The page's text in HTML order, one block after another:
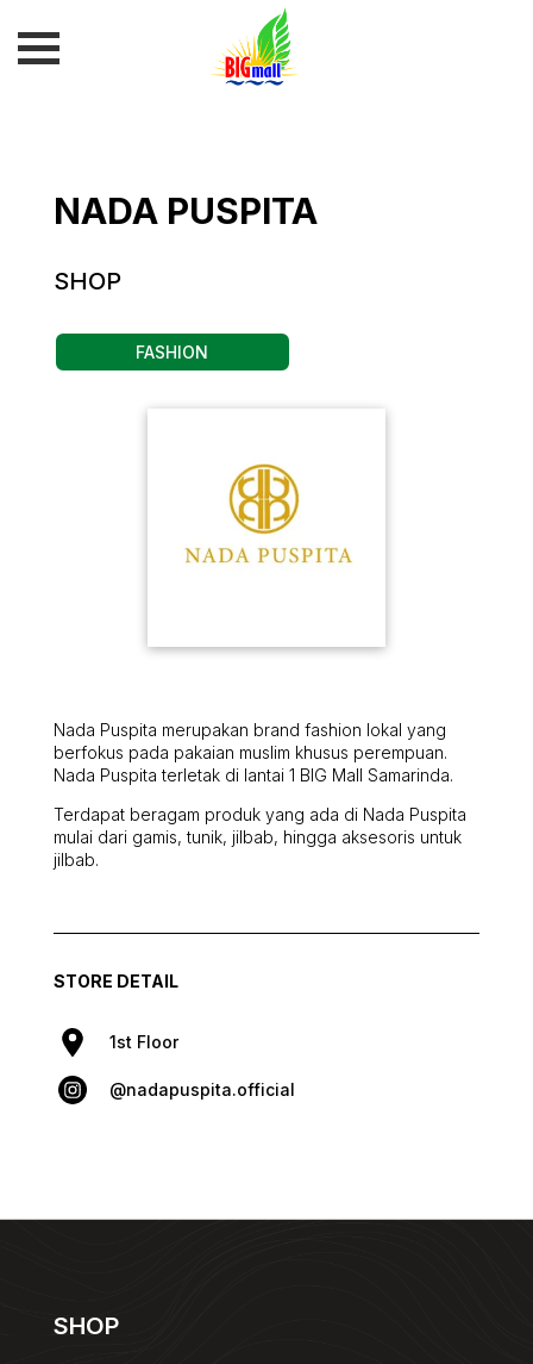
NADA PUSPITA
SHOP
FASHION
Nada Puspita merupakan brand fashion lokal yang
berfokus pada pakaian muslim khusus perempuan.
Nada Puspita terletak di lantai 1 BIG Mall Samarinda.
Terdapat beragam produk yang ada di Nada Puspita
mulai dari gamis, tunik, jilbab, hingga aksesoris untuk
jilbab.
STORE DETAIL
1st Floor
@nadapuspita.official
SHOP